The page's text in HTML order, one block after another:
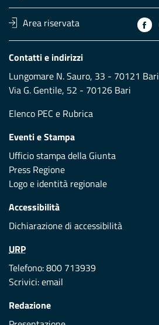
Area riservata
Contatti e indirizzi
Lungomare N. Sauro, 33 - 70121 Bari
Via G. Gentile, 52 - 70126 Bari
Elenco PEC e Rubrica
Eventi e Stampa
Ufficio stampa della Giunta
Press Regione
Logo e identità regionale
Accessibilità
Dichiarazione di accessibilità
URP
Telefono: 800 713939
Scrivici:email
Redazione